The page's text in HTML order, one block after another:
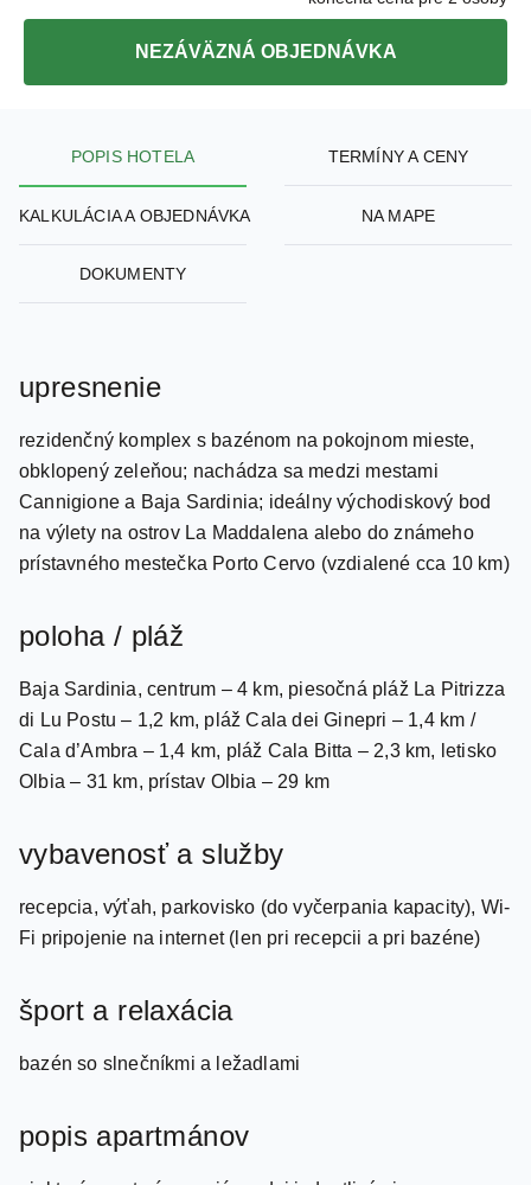
konečná cena pre 2 osoby
1 239,00EUR
POPIS HOTELA
KALKULÁCIA A OBJEDNÁVKA
upresnenie
rezidenčný komplex s bazénom na pokojnom mieste,
obklopený zeleňou; nachádza sa medzi mestami
Cannigione a Baja Sardinia; ideálny východiskový bod
poloha / pláž
Baja Sardinia, centrum – 4 km, piesočná pláž La Pitrizza
di Lu Postu – 1,2 km, pláž Cala dei Ginepri – 1,4 km /
vybavenosť a služby
šport a relaxácia